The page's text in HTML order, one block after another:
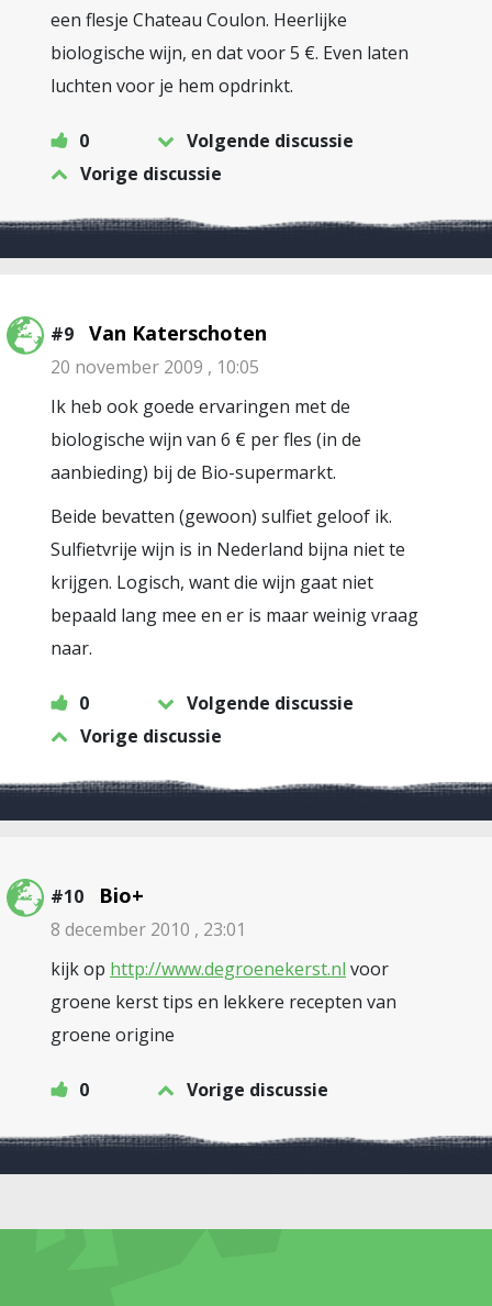
een flesje Chateau Coulon. Heerlijke
biologische wijn, en dat voor 5 €. Even laten
luchten voor je hem opdrinkt.
0
Volgende discussie
Vorige discussie
#9 Van Katerschoten
20 november 2009 , 10:05
Ik heb ook goede ervaringen met de
biologische wijn van 6 € per fles (in de
aanbieding) bij de Bio-supermarkt.
Beide bevatten (gewoon) sulfiet geloof ik.
Sulfietvrije wijn is in Nederland bijna niet te
krijgen. Logisch, want die wijn gaat niet
bepaald lang mee en er is maar weinig vraag
naar.
0
Volgende discussie
Vorige discussie
#10 Bio+
8 december 2010 , 23:01
kijk op http://www.degroenekerst.nl voor
groene kerst tips en lekkere recepten van
groene origine
0 Vorige discussie